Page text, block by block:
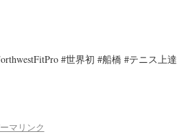
#世界初 #船橋 #テニス上達
マリンク